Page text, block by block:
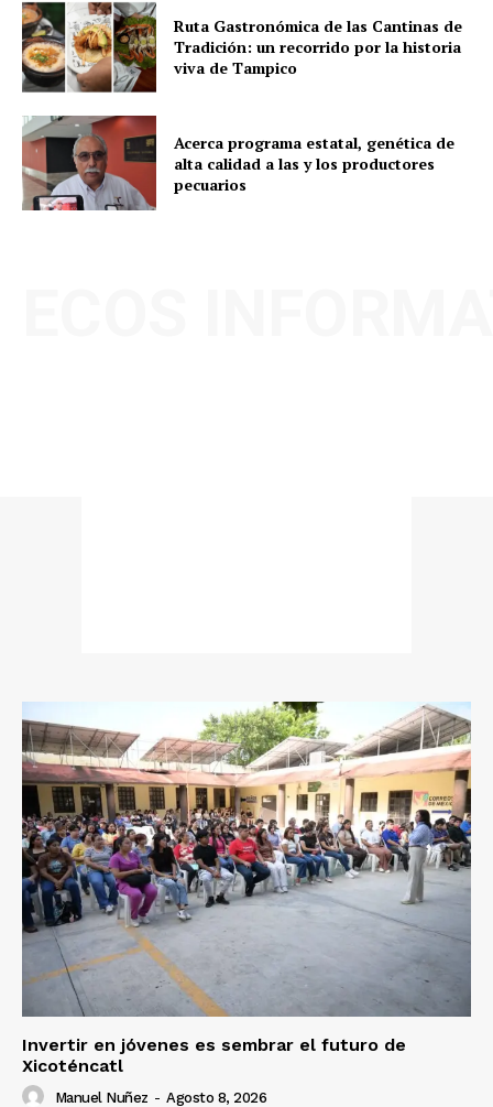
Ruta Gastronómica de las Cantinas de
Tradición: un recorrido por la historia
viva de Tampico
Acerca programa estatal, genética de
alta calidad a las y los productores
pecuarios
Invertir en jóvenes es sembrar el futuro de
Xicoténcatl
Manuel Nuñez - Agosto 8, 2026